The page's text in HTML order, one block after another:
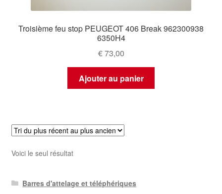
Troisième feu stop PEUGEOT 406 Break 962300938
6350H4
€73,00
Ajouter au panier
Voici le seul résultat
Barres d'attelage et téléphériques